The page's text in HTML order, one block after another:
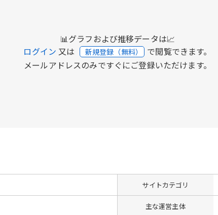
📊グラフおよび推移データは📈
ログイン 又は 新規登録（無料） で閲覧できます。
メールアドレスのみですぐにご登録いただけます。
サイトカテゴリ
主な運営主体